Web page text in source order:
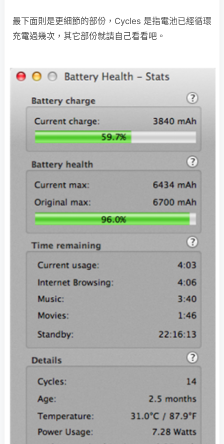
最下面則是更細節的部份，Cycles 是指電池已經循環
充電過幾次，其它部份就請自己看看吧。